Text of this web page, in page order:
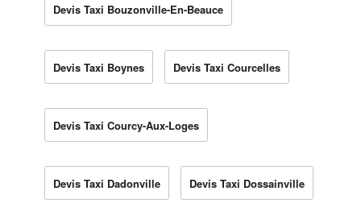
Devis Taxi Bouzonville-En-Beauce
Devis Taxi Boynes Devis Taxi Courcelles
Devis Taxi Courcy-Aux-Loges
Devis Taxi Dadonville Devis Taxi Dossainville